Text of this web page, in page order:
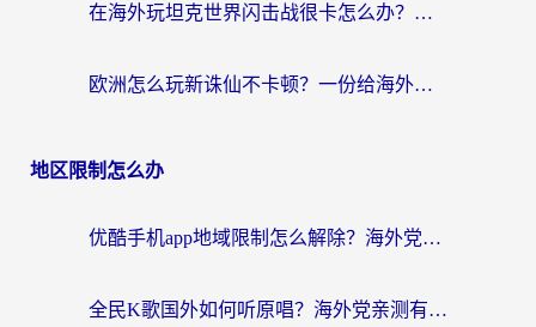
在海外玩坦克世界闪击战很卡怎么办？老玩家亲测有效的加速器选择指南
欧洲怎么玩新诛仙不卡顿？一份给海外游子的国服游戏畅玩指南
地区限制怎么办
优酷手机app地域限制怎么解除？海外党亲测有效的追剧方案
全民K歌国外如何听原唱？海外党亲测有效的回国加速器选择指南